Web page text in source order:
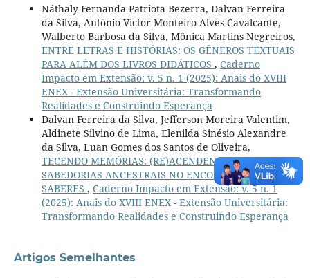
Náthaly Fernanda Patriota Bezerra, Dalvan Ferreira
da Silva, Antônio Victor Monteiro Alves Cavalcante,
Walberto Barbosa da Silva, Mônica Martins Negreiros,
ENTRE LETRAS E HISTÓRIAS: OS GÊNEROS TEXTUAIS
PARA ALÉM DOS LIVROS DIDÁTICOS , Caderno
Impacto em Extensão: v. 5 n. 1 (2025): Anais do XVIII
ENEX - Extensão Universitária: Transformando
Realidades e Construindo Esperança
Dalvan Ferreira da Silva, Jefferson Moreira Valentim,
Aldinete Silvino de Lima, Elenilda Sinésio Alexandre
da Silva, Luan Gomes dos Santos de Oliveira,
TECENDO MEMÓRIAS: (RE)ACENDENDO AS
SABEDORIAS ANCESTRAIS NO ENCONTRO DE
SABERES , Caderno Impacto em Extensão: v. 5 n. 1
(2025): Anais do XVIII ENEX - Extensão Universitária:
Transformando Realidades e Construindo Esperança
Artigos Semelhantes